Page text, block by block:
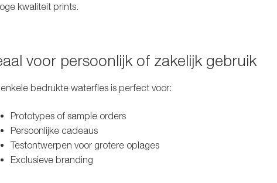
kwaliteit prints.
voor persoonlijk of zakelijk gebruik
bedrukte waterfles is perfect voor:
Prototypes of sample orders
Persoonlijke cadeaus
Testontwerpen voor grotere oplages
Exclusieve branding